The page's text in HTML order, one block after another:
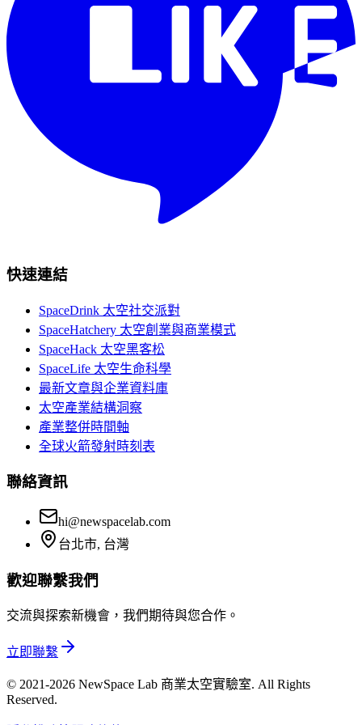
快速連結
SpaceDrink 太空社交派對
SpaceHatchery 太空創業與商業模式
SpaceHack 太空黑客松
SpaceLife 太空生命科學
最新文章與企業資料庫
太空產業結構洞察
產業整併時間軸
全球火箭發射時刻表
聯絡資訊
hi@newspacelab.com
台北市, 台灣
歡迎聯繫我們
交流與探索新機會，我們期待與您合作。
立即聯繫
© 2021-2026 NewSpace Lab 商業太空實驗室. All Rights
Reserved.